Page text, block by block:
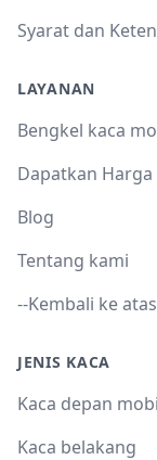
Syarat dan
LAYANAN
Bengkel kaca
Dapatkan
Blog
Tentang kami
--Kembali ke
JENIS KACA
Kaca depan
Kaca belakang